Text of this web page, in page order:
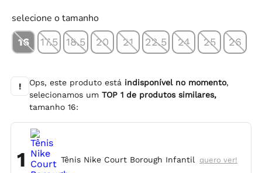
selecione o tamanho
16 17.5 18.5 20 21 22.5 24 25 26
! Ops, este produto está indisponível no momento,
selecionamos umTOP1 de produtos similares,
tamanho16:
1 Tênis Nike Court Borough Infantil quero ver!